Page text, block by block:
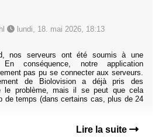
lundi, 18. mai 2026, 18:13
nos serveurs ont été soumis à une
En conséquence, notre application
pas pu se connecter aux serveurs.
de Biolovision a déjà pris des
le problème, mais il se peut que cela
de temps (dans certains cas, plus de 24
Lire la suite